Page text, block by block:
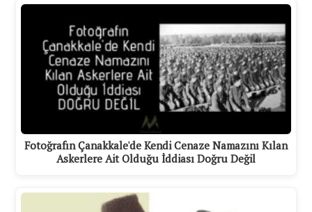
Fotoğrafın Çanakkale'de Kendi Cenaze Namazını Kılan
Askerlere Ait Olduğu İddiası Doğru Değil